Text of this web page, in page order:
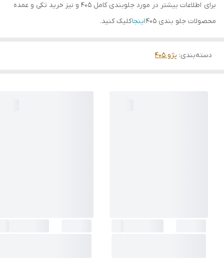
برای اطلاعات بیشتر در مورد جلوبندی کامل ۴۰۵ و نیز خرید تکی و عمده
محصولات جلو بندی ۴۰۵
اینجاکلیک کنید.
دسته‌بندی: پژو 405